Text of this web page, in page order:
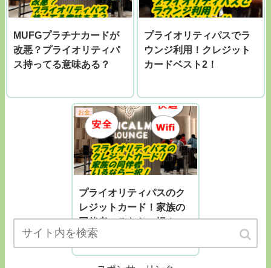
MUFGプラチナカードが
改悪？プライオリティパ
ス持ってる意味ある？
プライオリティパスでラ
ウンジ利用！クレジット
カードベスト2！
お金
プライオリティパスのク
レジットカード！家族の
同伴者いるなら一択！